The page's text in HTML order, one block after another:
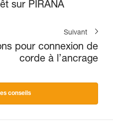
sur PIRANA
Suivant
pour connexion de
corde à l’ancrage
conseils